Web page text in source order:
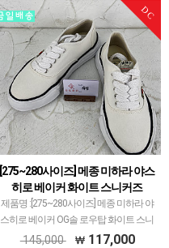
요.다만 해당 …
DC
[275~280사이즈] 메종 미하라 야스
히로 베이커 화이트 스니커즈
제품명 :[275~280사이즈] 메종 미하라 야
스히로 베이커 OG솔 로우탑 화이트 스니
커즈공장 :-한 번도 착용한 적 없는 새 신발
145,000 117,000